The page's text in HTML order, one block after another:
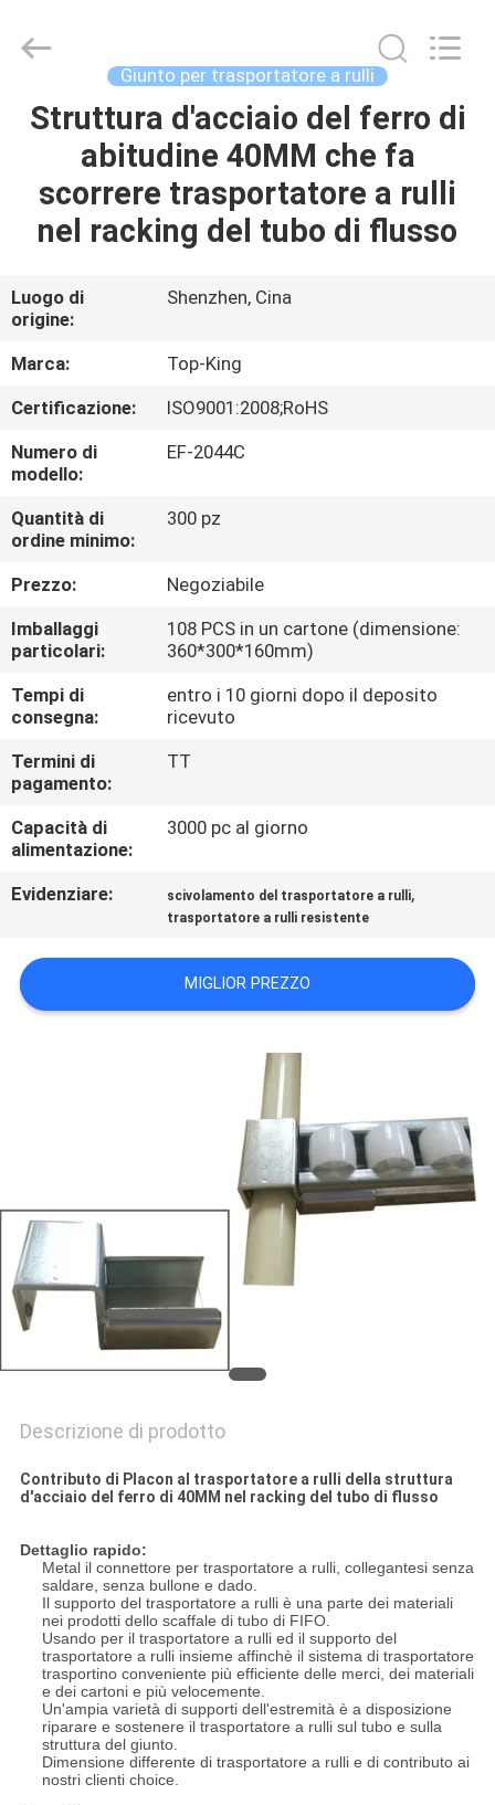
CASA.
PRODOTTI
DI
NOI
VISITA
ALLA
FABBRICA
CONTROLLO
DELLA
QUALITÀ
CONTATTACI
CHIEDI UN
PREVENTIVO
DEL
SITO
POLITICA
Jingji
Technology
Rights
Reserved.
Giunto per trasportatore a rulli
Struttura d'acciaio del ferro di
abitudine 40MM che fa
scorrere trasportatore a rulli
nel racking del tubo di flusso
Luogo di
origine:
Shenzhen, Cina
Marca:
Top-King
Certificazione:
ISO9001:2008;RoHS
Numero di
modello:
EF-2044C
Quantità di
ordine minimo:
300 pz
Prezzo:
Negoziabile
Imballaggi
particolari:
108 PCS in un cartone (dimensione:
360*300*160mm)
Tempi di
consegna:
entro i 10 giorni dopo il deposito
ricevuto
Termini di
pagamento:
TT
Capacità di
alimentazione:
3000 pc al giorno
Evidenziare: scivolamento del trasportatore a rulli,
trasportatore a rulli resistente
MIGLIOR PREZZO
Descrizione di prodotto
Contributo di Placon al trasportatore a rulli della struttura
d'acciaio del ferro di 40MM nel racking del tubo di flusso
Dettaglio rapido:
Metal il connettore per trasportatore a rulli, collegantesi senza
saldare, senza bullone e dado.
Il supporto del trasportatore a rulli è una parte dei materiali
nei prodotti dello scaffale di tubo di FIFO.
Usando per il trasportatore a rulli ed il supporto del
trasportatore a rulli insieme affinchè il sistema di trasportatore
trasportino conveniente più efficiente delle merci, dei materiali
e dei cartoni e più velocemente.
Un'ampia varietà di supporti dell'estremità è a disposizione
riparare e sostenere il trasportatore a rulli sul tubo e sulla
struttura del giunto.
Dimensione differente di trasportatore a rulli e di contributo ai
nostri clienti choice.